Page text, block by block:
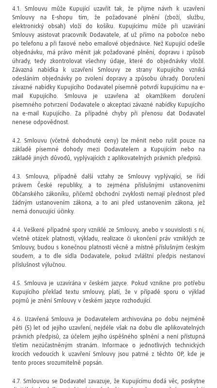
4.1. Smlouvu může Kupující uzavřít tak, že přijme návrh k uzavření
Smlouvy na E-shopu tím, že požadované plnění (zboží, službu,
elektronický obsah) vloží do košíku. Kupujícímu může při uzavírání
Smlouvy asistovat pracovník Dodavatele, ať už přímo na pobočce nebo
po telefonu a při faxové nebo emailové objednávce. Než Kupující odešle
objednávku, má právo měnit jak požadované plnění, dopravu i způsob
úhrady, tedy zkontrolovat všechny údaje, které do objednávky vložil.
Závazná nabídka k uzavření Smlouvy ze strany Kupujícího vzniká
odesláním objednávky po zvolení dopravy a způsobu úhrady. Doručení
závazné nabídky Kupujícího Dodavatel písemně potvrdí kupujícímu na e-
mail Kupujícího. Smlouva je uzavřena až okamžikem doručení
písemného potvrzení Dodavatele o akceptaci závazné nabídky Kupujícího
na e-mail Kupujícího. Za případné chyby při přenosu dat Dodavatel
nenese odpovědnost.
4.2. Smlouvu (včetně dohodnuté ceny) lze měnit nebo rušit pouze na
základě písemné dohody mezi Dodavatelem a Kupujícím nebo na
základě jiných důvodů, vyplývajících z aplikovatelných právních předpisů.
4.3. Smlouva, případně další vztahy ze Smlouvy vyplývající, se řídí
právem České republiky, a to zejména příslušnými ustanoveními
Občanského zákoníku, přičemž obchodní zvyklosti nemají přednost před
žádným ustanovením zákona, a to ani před ustanovením zákona, jež
nemá donucující účinky.
4.4. Veškeré případné spory vzniklé ze Smlouvy, anebo v souvislosti s ní,
včetně otázek platnosti, výkladu, realizace či ukončení práv vzniklých ze
Smlouvy, budou s konečnou platností věcně a místně příslušným českým
soudem, a to dle sídla Dodavatele, pokud zvláštní předpis nestanoví
příslušnost výlučnou.
4.5. Smlouva je uzavírána v českém jazyce. Pokud vznikne pro potřebu
Kupujícího překlad textu smlouvy, platí, že v případě sporu o výklad
pojmů je znění Smlouvy v českém jazyce rozhodující.
4.6. Uzavřená Smlouva je Dodavatelem archivována po dobu nejméně
pěti (5) let od jejího uzavření, nejdéle však na dobu dle aplikovatelných
právních předpisů, za účelem jejího úspěšného splnění a není přístupná
třetím nezúčastněným stranám. Informace o jednotlivých technických
krocích vedoucích k uzavření Smlouvy jsou patrné z těchto OP, kde je
tento proces srozumitelně popsán.
4.7. Smlouvou se Dodavatel zavazuje, že Kupujícímu dodá věc, poskytne